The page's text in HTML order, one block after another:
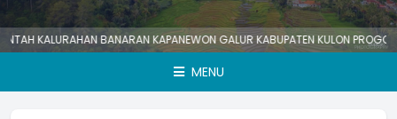
KALURAHAN BANARAN KAPANEWON GALUR KABUPATEN KULON
MENU